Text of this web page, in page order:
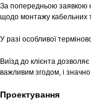
За попередньою заявкою
щодо монтажу кабельних
У разі особливої
Виїзд до клієнта
важливим згодом, і
Проектування